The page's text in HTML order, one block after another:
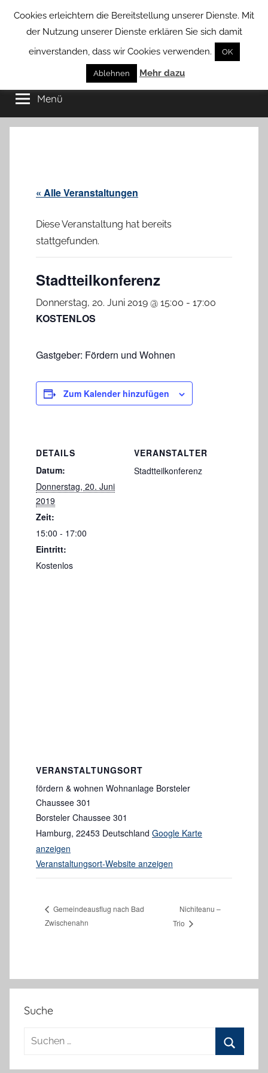
Borstel
von
Groß
Borstel
Menü
« Alle Veranstaltungen
Diese Veranstaltung hat bereits
stattgefunden.
Stadtteilkonferenz
Donnerstag, 20. Juni 2019 @ 15:00 - 17:00
KOSTENLOS
Gastgeber: Fördern und Wohnen
Zum Kalender hinzufügen
DETAILS
Datum:
Donnerstag, 20. Juni
2019
Zeit:
15:00 - 17:00
Eintritt:
Kostenlos
VERANSTALTER
Stadtteilkonferenz
VERANSTALTUNGSORT
fördern & wohnen Wohnanlage Borsteler
Chaussee 301
Borsteler Chaussee 301
Hamburg, 22453 Deutschland Google Karte
anzeigen
Veranstaltungsort-Website anzeigen
Gemeindeausflug nach Bad
Zwischenahn
Nichiteanu –
Trio
Suche
Suchen
Cookies erleichtern die Bereitstellung unserer Dienste. Mit
der Nutzung unserer Dienste erklären Sie sich damit
einverstanden, dass wir Cookies verwenden.
OK
Ablehnen Mehr dazu